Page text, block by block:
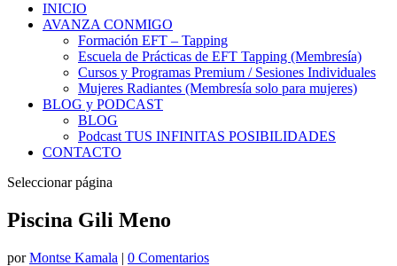
INICIO
AVANZA CONMIGO
Formación EFT – Tapping
Escuela de Prácticas de EFT Tapping (Membresía)
Cursos y Programas Premium / Sesiones Individuales
Mujeres Radiantes (Membresía solo para mujeres)
BLOG y PODCAST
BLOG
Podcast TUS INFINITAS POSIBILIDADES
CONTACTO
Seleccionar página
Piscina Gili Meno
porMontse Kamala | 0 Comentarios